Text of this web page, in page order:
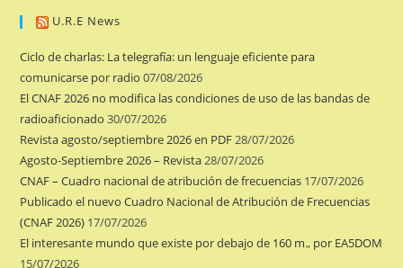
U.R.E News
Ciclo de charlas: La telegrafía: un lenguaje eficiente para
comunicarse por radio 07/08/2026
El CNAF 2026 no modifica las condiciones de uso de las bandas de
radioaficionado 30/07/2026
Revista agosto/septiembre 2026 en PDF 28/07/2026
Agosto-Septiembre 2026 – Revista 28/07/2026
CNAF – Cuadro nacional de atribución de frecuencias 17/07/2026
Publicado el nuevo Cuadro Nacional de Atribución de Frecuencias
(CNAF 2026) 17/07/2026
El interesante mundo que existe por debajo de 160 m., por EA5DOM
15/07/2026